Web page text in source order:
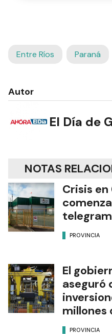
Entre Ríos Paraná
Autor
El Día de
NOTAS
Crisis
PROVINCIA
El
aseguró
millones
PROVINCIA